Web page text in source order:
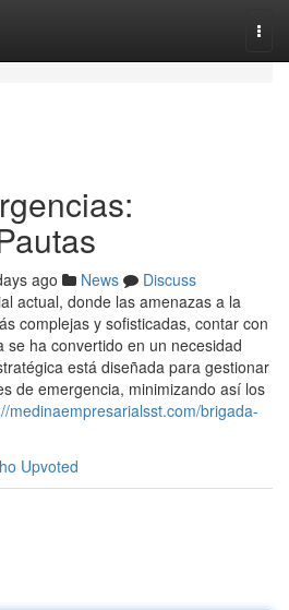
ago News
Discuss
actual, donde las amenazas a la
complejas y sofisticadas, contar con
se ha convertido en un necesidad
está diseñada para gestionar
de emergencia, minimizando así los
medinaempresarialsst.com/brigada-
Upvoted